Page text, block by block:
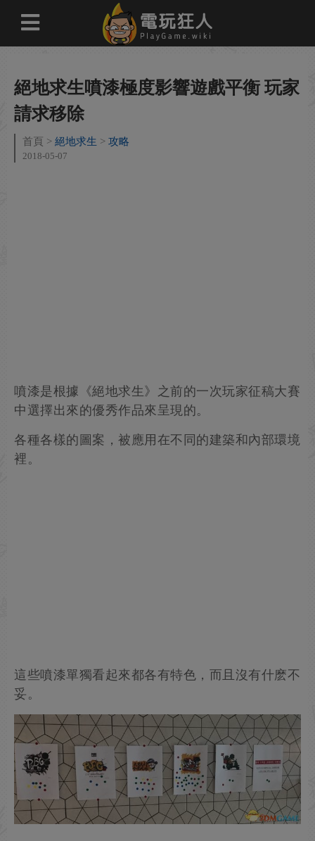
絕地求生噴漆極度影響遊戲平衡 玩家
請求移除
首頁 絕地求生 攻略
2018-05-07
噴漆是根據《絕地求生》之前的一次玩家征稿大賽
中選擇出來的優秀作品來呈現的。
各種各樣的圖案，被應用在不同的建築和內部環境
裡。
這些噴漆單獨看起來都各有特色，而且沒有什麽不
妥。